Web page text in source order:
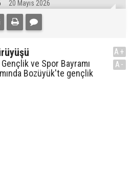
20 Mayıs 2026
ve Spor Bayramı
Bozüyük'te gençlik
A+
A-